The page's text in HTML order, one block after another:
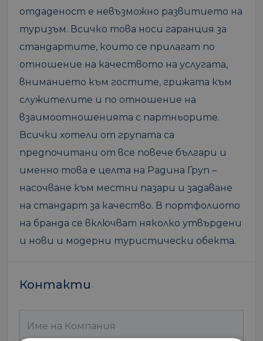
отдаденост е невъзможно развитието на
туризъм. Всичко това носи гаранция за
стандартите, които се прилагат по
отношение на качеството на услугата,
вниманието към гостите, грижата към
служителите и по отношение на
взаимоотношенията с партньорите.
Всички хотели от групата са
предпочитани от все повече българи и
именно това е целта на Радина Груп –
насочване към местни пазари и задаване
на стандарт за качество. В портфолиото
на бранда се включват няколко утвърдени
и нови и модерни туристически обекта.
Контакти